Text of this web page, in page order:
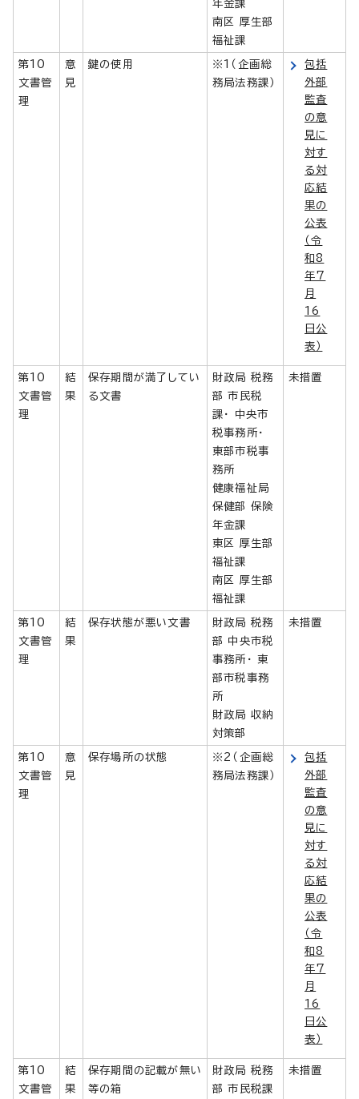
年金課
南区 厚生部
福祉課
第10
文書管
理
意
見
鍵の使用
※1（企画総
務局法務課）
包括
外部
監査
の意
見に
対す
る対
応結
果の
公表
（令
和8
年7
月
16
日公
表）
第10
文書管
理
結
果
保存期間が満了してい
る文書
財政局 税務
部 市民税
課・ 中央市
税事務所・
東部市税事
務所
健康福祉局
保健部 保険
年金課
東区 厚生部
福祉課
南区 厚生部
福祉課
未措置
第10
文書管
理
結
果
保存状態が悪い文書
財政局 税務
部 中央市税
事務所・ 東
部市税事務
所
財政局 収納
対策部
未措置
第10
文書管
理
意
見
保存場所の状態
※2（企画総
務局法務課）
包括
外部
監査
の意
見に
対す
る対
応結
果の
公表
（令
和8
年7
月
16
日公
表）
第10
文書管
結
果
保存期間の記載が無い
等の箱
財政局 税務
部 市民税課
未措置